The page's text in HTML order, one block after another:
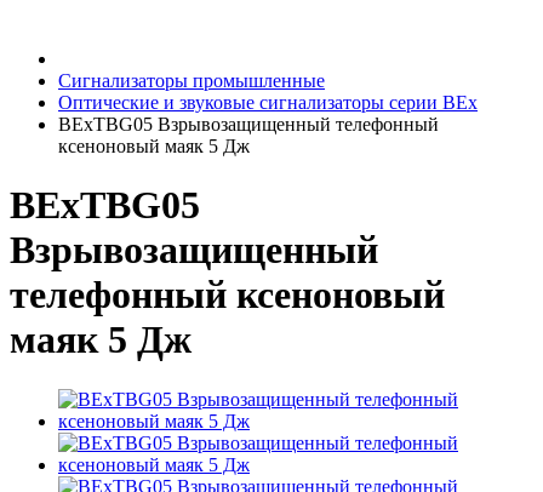
Сигнализаторы промышленные
Оптические и звуковые сигнализаторы серии BEx
BExTBG05 Взрывозащищенный телефонный
ксеноновый маяк 5 Дж
BExTBG05
Взрывозащищенный
телефонный ксеноновый
маяк 5 Дж